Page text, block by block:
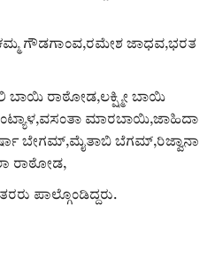
ಗೌಡಗಾಂವ,ರಮೇಶ ಜಾಧವ,ಭರತ
ಬಾಯಿ ರಾಠೋಡ,ಲಕ್ಷ್ಮೀ ಬಾಯಿ
ಮಾರಬಾಯಿ,ಜಾಹಿದಾ
ಬೇಗಮ್,ಮೈತಾಬಿ ಬೆಗಮ್,ರಿಜ್ವಾನಾ
ರಾಠೋಡ,
ಪಾಲ್ಗೊಂಡಿದ್ದರು.